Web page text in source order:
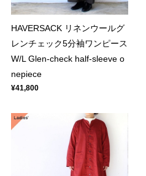
HAVERSACK リネンウールグ
レンチェック5分袖ワンピース
W/L Glen-check half-sleeve o
nepiece
¥41,800